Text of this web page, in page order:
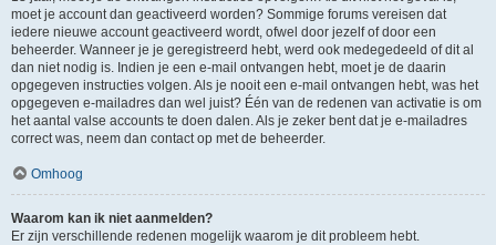
moet je account dan geactiveerd worden? Sommige forums vereisen dat
iedere nieuwe account geactiveerd wordt, ofwel door jezelf of door een
beheerder. Wanneer je je geregistreerd hebt, werd ook medegedeeld of dit al
dan niet nodig is. Indien je een e-mail ontvangen hebt, moet je de daarin
opgegeven instructies volgen. Als je nooit een e-mail ontvangen hebt, was het
opgegeven e-mailadres dan wel juist? Één van de redenen van activatie is om
het aantal valse accounts te doen dalen. Als je zeker bent dat je e-mailadres
correct was, neem dan contact op met de beheerder.
Omhoog
Waarom kan ik niet aanmelden?
Er zijn verschillende redenen mogelijk waarom je dit probleem hebt.